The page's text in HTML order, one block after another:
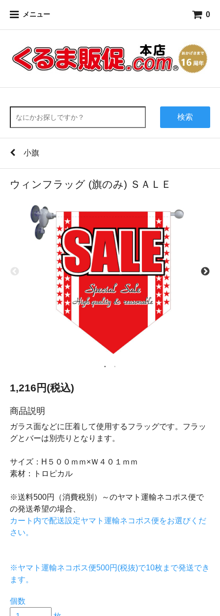
メニュー 0
検索
小旗
ウィンフラッグ (旗のみ) ＳＡＬＥ
1,216円(税込)
商品説明
ガラス面などに圧着して使用するフラッグです。フラッ
グとバーは別売りとなります。
サイズ：H５００ｍｍ×Ｗ４０１ｍｍ
素材：トロピカル
※送料500円（消費税別）～のヤマト運輸ネコポス便で
の発送希望の場合、
カート内で配送設定ヤマト運輸ネコポス便をお選びくだ
さい。
※ヤマト運輸ネコポス便500円(税抜)で10枚まで発送でき
ます。
個数